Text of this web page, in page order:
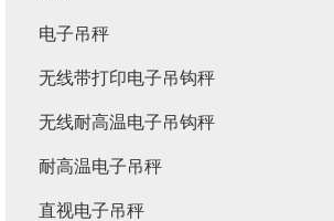
电子吊秤
无线带打印电子吊钩秤
无线耐高温电子吊钩秤
耐高温电子吊秤
直视电子吊秤